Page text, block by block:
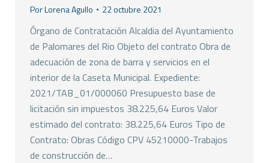
PorLorena Agullo 22 octubre 2021
Órgano de Contratación Alcaldia del Ayuntamiento
de Palomares del Rio Objeto del contrato Obra de
adecuación de zona de barra y servicios en el
interior de la Caseta Municipal. Expediente:
2021/TAB_01/000060 Presupuesto base de
licitación sin impuestos 38.225,64 Euros Valor
estimado del contrato: 38.225,64 Euros Tipo de
Contrato: Obras Código CPV 45210000-Trabajos
de construcción de…